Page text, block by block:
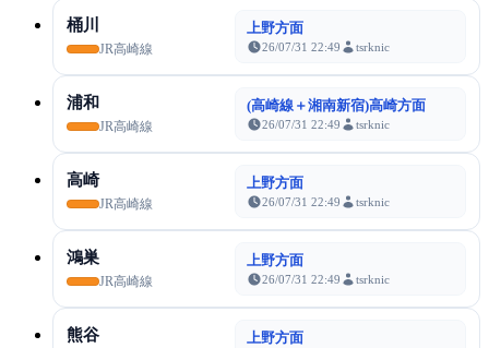
桶川
JR高崎線
上野方面
26/07/31 22:49 tsrknic
浦和
JR高崎線
(高崎線＋湘南新宿)高崎方面
26/07/31 22:49 tsrknic
高崎
JR高崎線
上野方面
26/07/31 22:49 tsrknic
鴻巣
JR高崎線
上野方面
26/07/31 22:49 tsrknic
熊谷 上野方面